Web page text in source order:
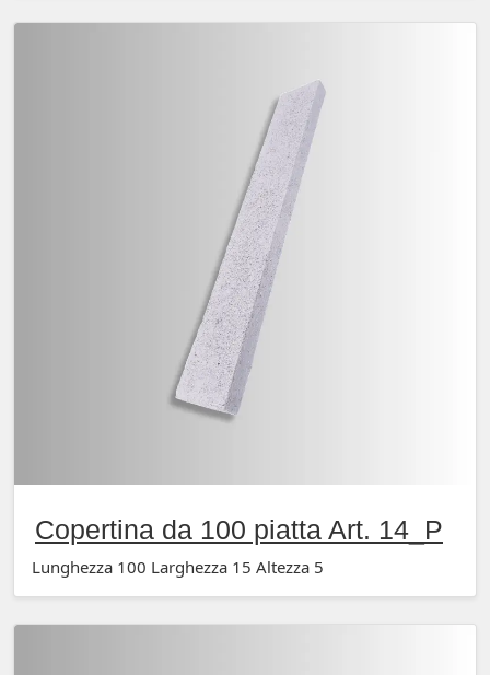
Copertina da 100 piatta Art. 14_P
Lunghezza 100 Larghezza 15 Altezza 5